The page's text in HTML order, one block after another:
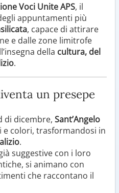
Voci Unite APS, il
appuntamenti più
, capace di attirare
e dalle zone limitrofe
della cultura, del
.
un presepe
di dicembre, Sant’Angelo
e colori, trasformandosi in
.
suggestive con i loro
si animano con
che raccontano il